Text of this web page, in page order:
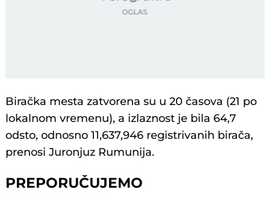
Biračka mesta zatvorena su u 20 časova (21 po
lokalnom vremenu), a izlaznost je bila 64,7
odsto, odnosno 11,637,946 registrivanih birača,
prenosi Juronjuz Rumunija.
PREPORUČUJEMO